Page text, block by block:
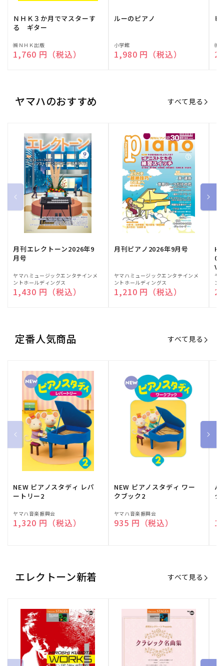
ＮＨＫ３か月でマスターす
る ギター
販
売
㈱ＮＨＫ出版
通常価格
1,760 円（税込）
ルーのピアノ
販
売
小学館
通常価格
1,980 円（税込）
ピ
販
売
㈱
ヤマハのおすすめ すべて見る
月刊エレクトーン2026年9
月号
販
売
元:
ヤマハミュージックエンタテインメ
ントホールディングス
通常価格
1,430 円（税込）
月刊ピアノ2026年9月号
販
売
元:
ヤマハミュージックエンタテインメ
ントホールディングス
通常価格
1,210 円（税込）
販
売
元:
ヤ
ン
定番人気商品 すべて見る
NEW ピアノスタディ レパ
ートリー2
販
売
ヤマハ音楽振興会
通常価格
1,320 円（税込）
NEW ピアノスタディ ワー
クブック2
販
売
ヤマハ音楽振興会
通常価格
935 円（税込）
バ
ク
売
エレクトーン新着 すべて見る